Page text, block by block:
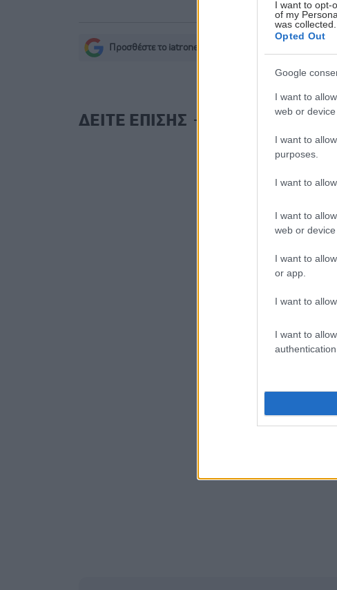
I want to opt-
of my
was collected.
Opted Out
Google
I want to
web or
I want to
purposes.
I want to
I want to
web or
I want to
or app.
I want to
I want to
Προσθέστε το iatronet.gr στο Discover
shares
ΔΕΙΤΕ ΕΠΙΣΗΣ